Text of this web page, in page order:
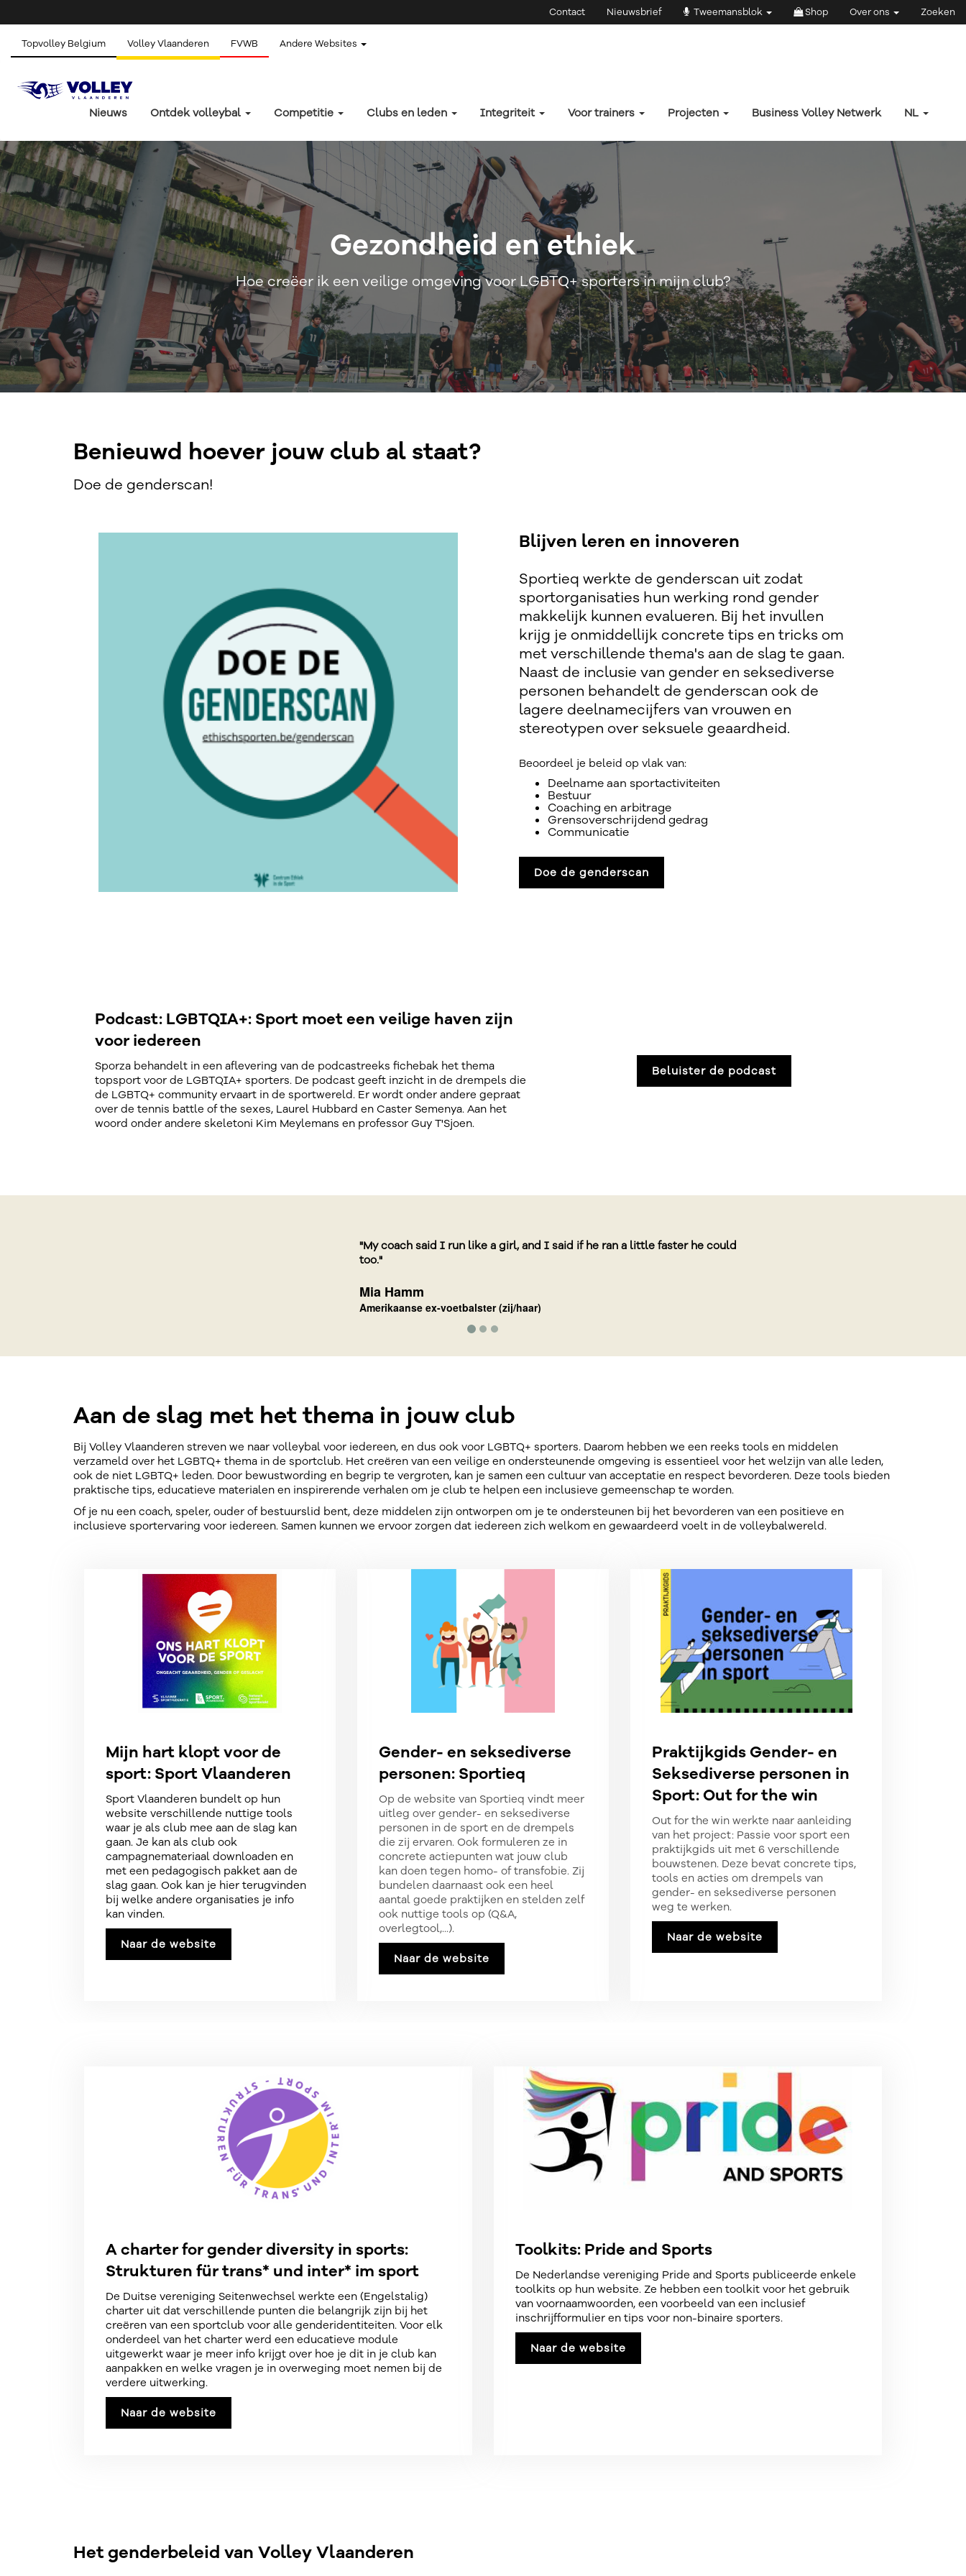
Contact Nieuwsbrief Tweemansblok Shop Over ons Zoeken
Topvolley Belgium Volley Vlaanderen FVWB Andere Websites
Nieuws Ontdek volleybal Competitie Clubs en leden Integriteit Voor trainers Projecten Business Volley Netwerk NL
Gezondheid en ethiek
Hoe creëer ik een veilige omgeving voor LGBTQ+ sporters in mijn club?
Benieuwd hoever jouw club al staat?
Doe de genderscan!
Blijven leren en innoveren
Sportieq werkte de genderscan uit zodat
sportorganisaties hun werking rond gender
makkelijk kunnen evalueren. Bij het invullen
krijg je onmiddellijk concrete tips en tricks om
met verschillende thema's aan de slag te gaan.
Naast de inclusie van gender en seksediverse
personen behandelt de genderscan ook de
lagere deelnamecijfers van vrouwen en
stereotypen over seksuele geaardheid.
Beoordeel je beleid op vlak van:
Deelname aan sportactiviteiten
Bestuur
Coaching en arbitrage
Grensoverschrijdend gedrag
Communicatie
Doe de genderscan
Podcast: LGBTQIA+: Sport moet een veilige haven zijn
voor iedereen
Sporza behandelt in een aflevering van de podcastreeks fichebak het thema
topsport voor de LGBTQIA+ sporters. De podcast geeft inzicht in de drempels die
de LGBTQ+ community ervaart in de sportwereld. Er wordt onder andere gepraat
over de tennis battle of the sexes, Laurel Hubbard en Caster Semenya. Aan het
woord onder andere skeletoni Kim Meylemans en professor Guy T'Sjoen.
Beluister de podcast
"There's a lot of things I could probably attribute my recent successes
to, but I think the most powerful tool I have is my joy. Queer people can
who they are."
Amerikaanse middellangeafstandsloper (die/hun)
Aan de slag met het thema in jouw club
Bij Volley Vlaanderen streven we naar volleybal voor iedereen, en dus ook voor LGBTQ+ sporters. Daarom hebben we een reeks tools en middelen
verzameld over het LGBTQ+ thema in de sportclub. Het creëren van een veilige en ondersteunende omgeving is essentieel voor het welzijn van alle leden,
ook de niet LGBTQ+ leden. Door bewustwording en begrip te vergroten, kan je samen een cultuur van acceptatie en respect bevorderen. Deze tools bieden
praktische tips, educatieve materialen en inspirerende verhalen om je club te helpen een inclusieve gemeenschap te worden.
Mijn hart klopt voor de
sport: Sport Vlaanderen
Sport Vlaanderen bundelt op hun
website verschillende nuttige tools
waar je als club mee aan de slag kan
gaan. Je kan als club ook
campagnemateriaal downloaden en
met een pedagogisch pakket aan de
slag gaan. Ook kan je hier terugvinden
bij welke andere organisaties je info
kan vinden.
Gender- en seksediverse
personen: Sportieq
Op de website van Sportieq vindt meer
uitleg over gender- en seksediverse
personen in de sport en de drempels
die zij ervaren. Ook formuleren ze in
concrete actiepunten wat jouw club
kan doen tegen homo- of transfobie. Zij
bundelen daarnaast ook een heel
aantal goede praktijken en stelden zelf
ook nuttige tools op (Q&A,
overlegtool,...).
Praktijkgids Gender- en
Seksediverse personen in
Sport: Out for the win
Out for the win werkte naar aanleiding
van het project: Passie voor sport een
praktijkgids uit met 6 verschillende
bouwstenen. Deze bevat concrete tips,
tools en acties om drempels van
gender- en seksediverse personen
weg te werken.
A charter for gender diversity in sports:
Strukturen für trans* und inter* im sport
De Duitse vereniging Seitenwechsel werkte een (Engelstalig)
charter uit dat verschillende punten die belangrijk zijn bij het
creëren van een sportclub voor alle genderidentiteiten. Voor elk
onderdeel van het charter werd een educatieve module
uitgewerkt waar je meer info krijgt over hoe je dit in je club kan
aanpakken en welke vragen je in overweging moet nemen bij de
verdere uitwerking.
Toolkits: Pride and Sports
De Nederlandse vereniging Pride and Sports publiceerde enkele
toolkits op hun website. Ze hebben een toolkit voor het gebruik
van voornaamwoorden, een voorbeeld van een inclusief
inschrijfformulier en tips voor non-binaire sporters.